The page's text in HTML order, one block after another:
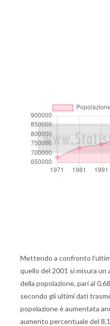
Mettendo a confronto
quello del 2001 si misura
della popolazione, pari al
secondo gli ultimi dati
popolazione è aumentata
aumento percentuale del